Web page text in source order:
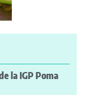
la IGP Poma